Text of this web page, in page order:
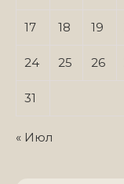
17 18 19
24 25 26
31
« Июл